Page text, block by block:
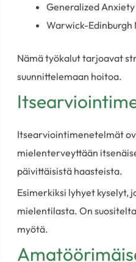
Generalized
Warwick-Edinburgh
Nämä työkalut tarjoavat
suunnittelemaan hoitoa.
Itsearviointimenetelmät
mielenterveyttään
päivittäisistä haasteista.
Esimerkiksi lyhyet kyselyt,
mielentilasta. On
myötä.